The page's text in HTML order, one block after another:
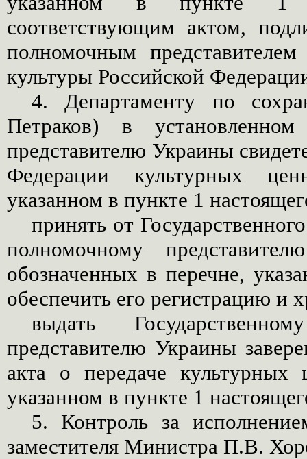
соответствующим актом,
полномочным
культуры Российской
4. Департаменту по
Петраков) в
представителю Украины
Федерации культурных
указанном в пункте 1
принять от
полномочному
обозначенных в перечне,
обеспечить его регистрацию и
выдать
представителю Украины
акта о передаче культурных
указанном в пункте 1
5. Контроль за
заместителя Министра П.В.